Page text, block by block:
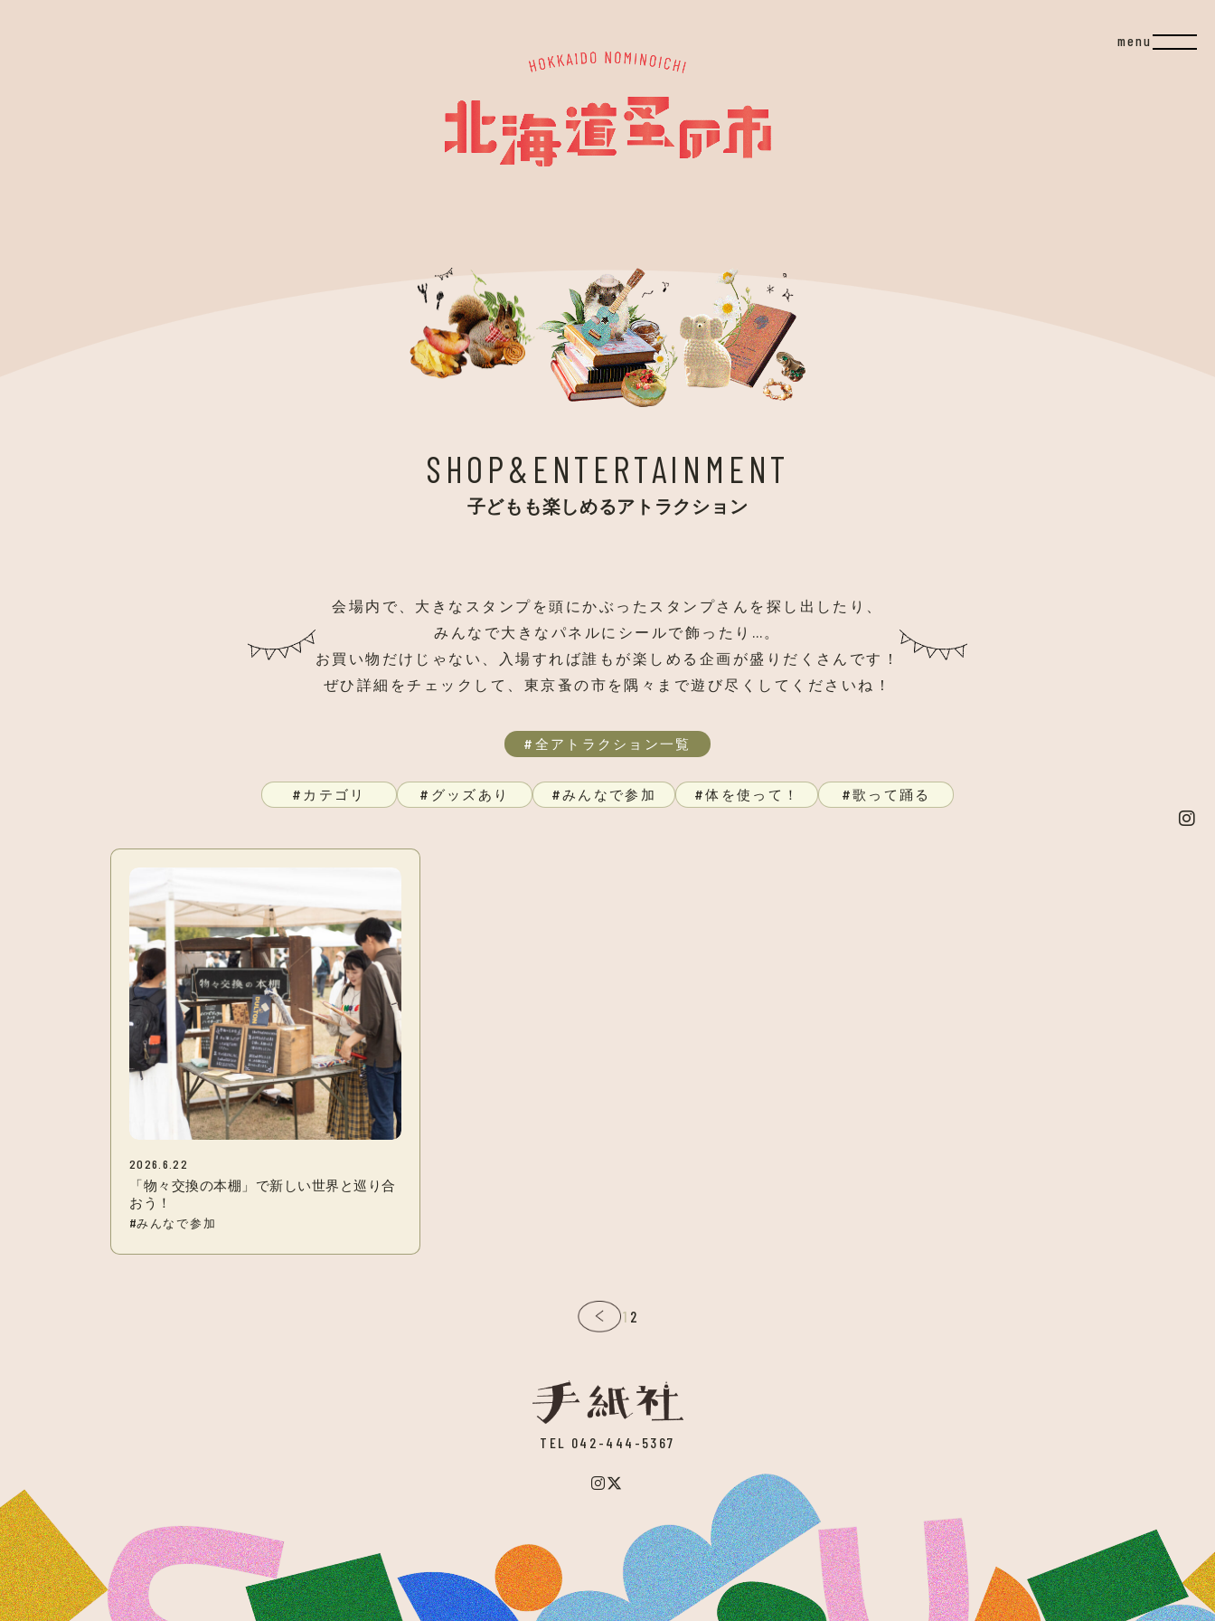
SHOP& ENTERTAINMENT
子どもも楽しめるアトラクション
会場内で、大きなスタンプを頭にかぶったスタンプさんを探し出したり、
みんなで大きなパネルにシールで飾ったり…。
お買い物だけじゃない、入場すれば誰もが楽しめる企画が盛りだくさんです！
ぜひ詳細をチェックして、東京蚤の市を隅々まで遊び尽くしてくださいね！
全アトラクション一覧
カテゴリ グッズあり みんなで参加 体を使って！ 歌って踊る
2026.6.22
「物々交換の本棚」で新しい世界と巡り合
おう！
みんなで参加
1 2
TEL 042-444-5367